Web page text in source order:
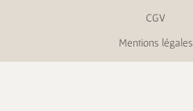
CGV
Mentions légales